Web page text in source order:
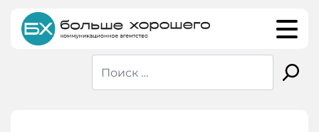
content